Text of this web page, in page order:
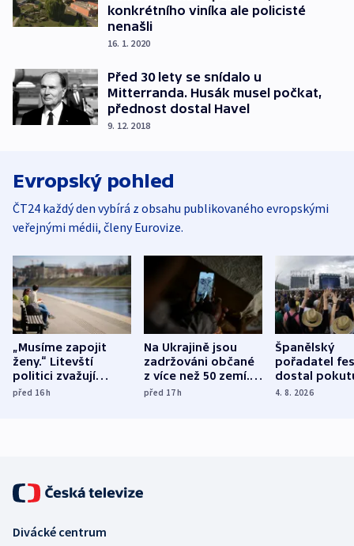
konkrétního viníka ale policisté
nenašli
16. 1. 2020
Před 30 lety se snídalo u
Mitterranda. Husák musel počkat,
přednost dostal Havel
9. 12. 2018
Evropský pohled
ČT24 každý den vybírá z obsahu publikovaného evropskými
veřejnými médii, členy Eurovize.
„Musíme zapojit
ženy.“ Litevští
politici zvažují
dohodu o
před 16h
Na Ukrajině jsou
zadržováni občané
z více než 50 zemí.
Bojovali na straně
před 17h
Španělský
pořadatel
dostal
nekalé
4. 8. 2026
Divácké centrum